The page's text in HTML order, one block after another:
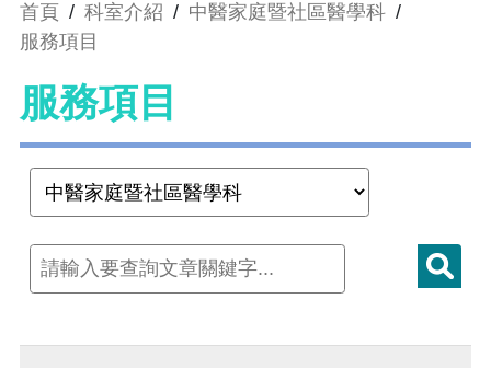
首頁 / 科室介紹 / 中醫家庭暨社區醫學科 /
服務項目
服務項目